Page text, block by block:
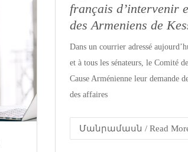
français d’intervenir
des Armeniens de
Dans un courrier adressé
et à tous les sénateurs, le Comité
Cause Arménienne leur demande
des affaires
Մանրամասն / Read